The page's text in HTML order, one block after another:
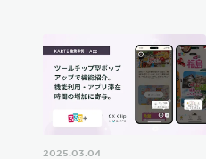
2025.03.04